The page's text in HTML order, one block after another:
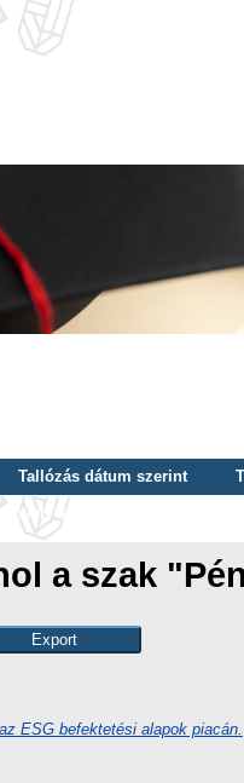
Tallózás dátum szerint
nyelv szerint
a szak
ESG befektetési alapok piacán.